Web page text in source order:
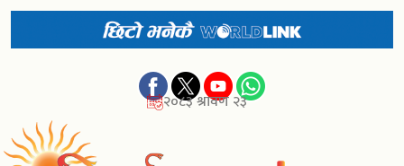
२०८३ श्रावण २३